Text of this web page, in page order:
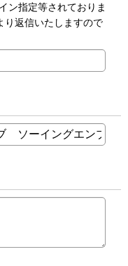
ン指定等されておりま
返信いたしますので